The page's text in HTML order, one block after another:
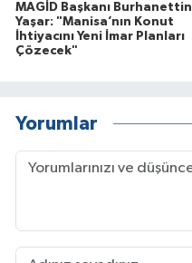
MAGİD Başkanı Burhanettin
Yaşar: "Manisa’nın Konut
İhtiyacını Yeni İmar Planları
Çözecek"
Yorumlar